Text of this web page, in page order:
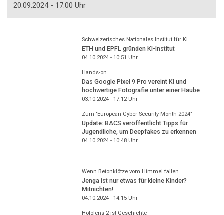
20.09.2024 - 17:00 Uhr
Schweizerisches Nationales Institut für KI
ETH und EPFL gründen KI-Institut
04.10.2024 - 10:51 Uhr
Hands-on
Das Google Pixel 9 Pro vereint KI und
hochwertige Fotografie unter einer Haube
03.10.2024 - 17:12Uhr
Zum "European Cyber Security Month 2024"
Update: BACS veröffentlicht Tipps für
Jugendliche, um Deepfakes zu erkennen
04.10.2024 - 10:48Uhr
Wenn Betonklötze vom Himmel fallen
Jenga ist nur etwas für kleine Kinder?
Mitnichten!
04.10.2024 - 14:15Uhr
Hololens 2 ist Geschichte